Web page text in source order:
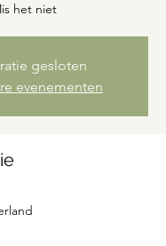
het niet
gesloten
evenementen